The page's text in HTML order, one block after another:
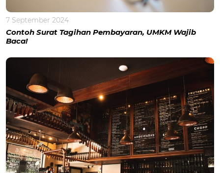
7 September 2024
Contoh Surat Tagihan Pembayaran, UMKM Wajib
Baca!